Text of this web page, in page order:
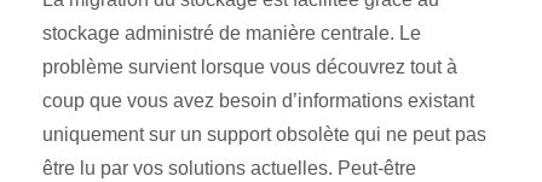
stockage administré de manière centrale. Le
problème survient lorsque vous découvrez tout à
coup que vous avez besoin d’informations existant
uniquement sur un support obsolète qui ne peut pas
être lu par vos solutions actuelles. Peut-être